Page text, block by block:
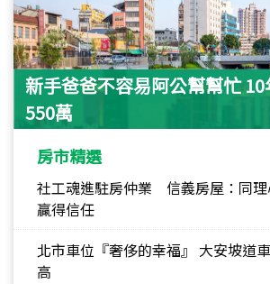
新手爸爸不容易阿公幫幫忙
550萬
房市精選
社工魂進駐房仲業 信義房屋：同
贏得信任
北市車位『奢侈的幸福』 大安坡道
高